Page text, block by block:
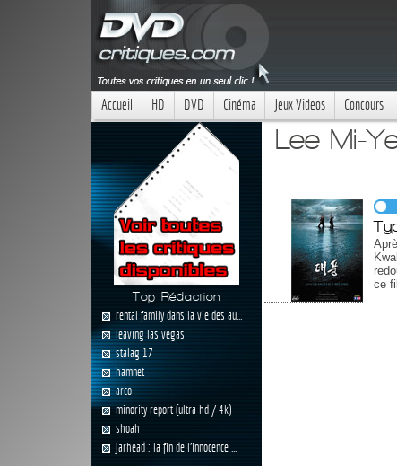
Accueil HD DVD Cinéma Jeux Videos Concours
Top Rédaction
rental family dans la vie des au...
leaving las vegas
stalag 17
hamnet
arco
minority report (ultra hd / 4k)
shoah
jarhead : la fin de l'innocence ...
Lee Mi-
ce